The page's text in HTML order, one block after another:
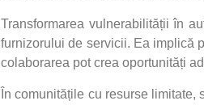
Transformarea vulnerabilității în
furnizorului de servicii. Ea implică
colaborarea pot crea oportunități
În comunitățile cu resurse